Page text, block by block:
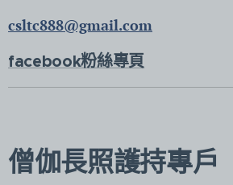
csltc888@gmail.com
facebook粉絲專頁
僧伽長照護持專戶